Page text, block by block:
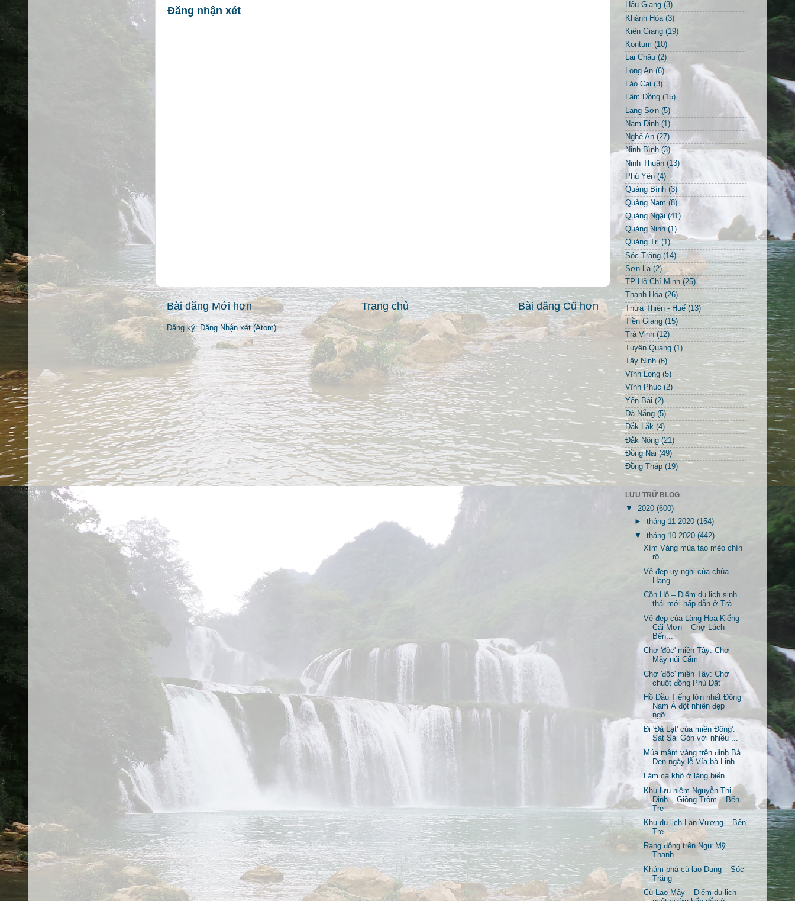
Đăng nhận xét
Bài đăng Mới hơn Bài đăng Cũ hơn
Trang chủ
Đăng ký:Đăng Nhận xét (Atom)
Hậu Giang (3)
Khánh Hòa (3)
Kiên Giang (19)
Kontum (10)
Lai Châu (2)
Long An (6)
Lào Cai (3)
Lâm Đồng (15)
Lạng Sơn (5)
Nam Định (1)
Nghệ An (27)
Ninh Bình (3)
Ninh Thuận (13)
Phú Yên (4)
Quảng Bình (3)
Quảng Nam (8)
Quảng Ngãi (41)
Quảng Ninh (1)
Quảng Trị (1)
Sóc Trăng (14)
Sơn La (2)
TP Hồ Chí Minh (25)
Thanh Hóa (26)
Thừa Thiên - Huế (13)
Tiền Giang (15)
Trà Vinh (12)
Tuyên Quang (1)
Tây Ninh (6)
Vĩnh Long (5)
Vĩnh Phúc (2)
Yên Bái (2)
Đà Nẵng (5)
Đắk Lắk (4)
Đắk Nông (21)
Đồng Nai (49)
Đồng Tháp (19)
LƯU TRỮ BLOG
▼ 2020 (600)
►tháng 11 2020(154)
▼tháng 10 2020(442)
Xím Vàng mùa táo mèo chín
rộ
Vẻ đẹp uy nghi của chùa
Hang
Cồn Hô – Điểm du lịch sinh
thái mới hấp dẫn ở Trà ...
Vẻ đẹp của Làng Hoa Kiểng
Cái Mơn – Chợ Lách –
Bến...
Chợ 'độc' miền Tây: Chợ
Mây núi Cấm
Chợ 'độc' miền Tây: Chợ
chuột đồng Phù Dật
Hồ Dầu Tiếng lớn nhất Đông
Nam Á đột nhiên đẹp
ngỡ...
Đi 'Đà Lạt' của miền Đông':
Sát Sài Gòn với nhiều ...
Múa mâm vàng trên đỉnh Bà
Đen ngày lễ Vía bà Linh ...
Làm cá khô ở làng biển
Khu lưu niệm Nguyễn Thị
Định – Giồng Trôm – Bến
Tre
Khu du lịch Lan Vương – Bến
Tre
Rạng đông trên Ngư Mỹ
Thạnh
Khám phá cù lao Dung – Sóc
Trăng
Cù Lao Mây – Điểm du lịch